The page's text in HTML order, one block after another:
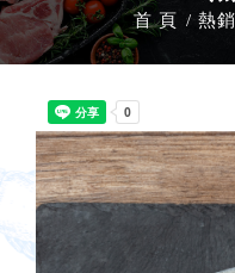
首 頁 熱